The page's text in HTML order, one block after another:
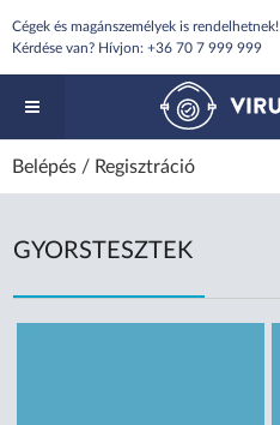
Cégek és magánszemélyek is rendelhetnek!
Kérdése van? Hívjon: +36 70 7 999 999
Belépés / Regisztráció
GYORSTESZTEK